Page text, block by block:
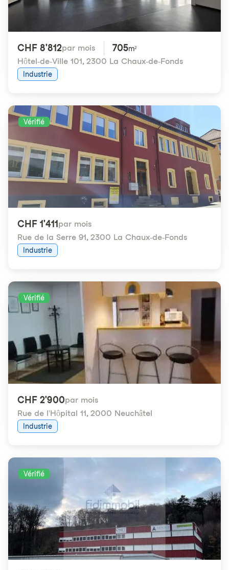
CHF 8'812par mois 705m²
Hôtel-de-Ville 101, 2300 La Chaux-de-Fonds
Industrie
Vérifié
CHF 1'411 par mois
Rue de la Serre 91, 2300 La Chaux-de-Fonds
Industrie
Vérifié
CHF 2'900par mois
Rue de l'Hôpital 11, 2000 Neuchâtel
Industrie
Vérifié